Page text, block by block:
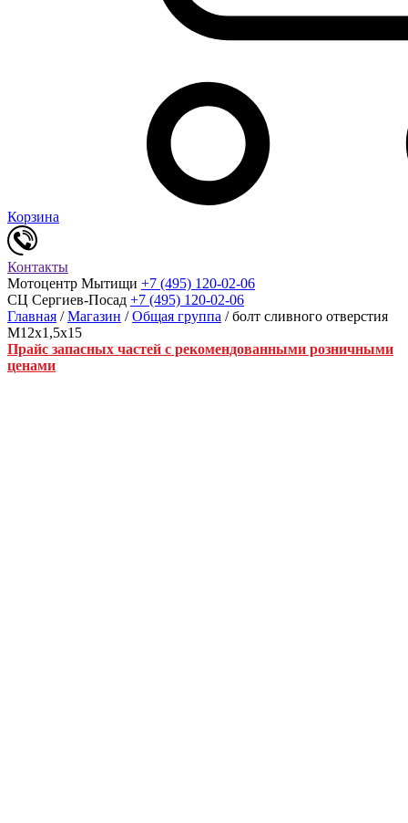
Корзина
Контакты
Мотоцентр Мытищи +7 (495) 120-02-06
СЦ Сергиев-Посад +7 (495) 120-02-06
Главная /Магазин /Общая группа / болт сливного отверстия
М12х1,5х15
Прайс запасных частей с рекомендованными розничными
ценами